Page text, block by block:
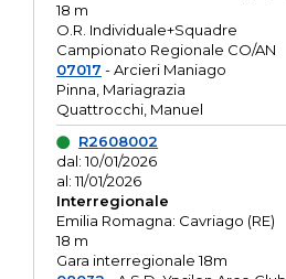
18 m
O.R. Individuale+Squadre
Campionato Regionale CO/AN
07017 - Arcieri Maniago
Pinna, Mariagrazia
Quattrocchi, Manuel
R2608002
dal: 10/01/2026
al: 11/01/2026
Interregionale
Emilia Romagna: Cavriago (RE)
18 m
Gara interregionale 18m